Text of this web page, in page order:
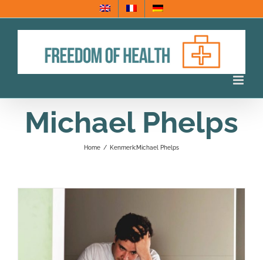
naar
Michael Phelps
Home / Kenmerk:Michael Phelps